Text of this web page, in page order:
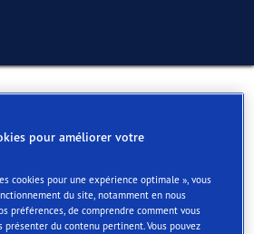
SA DM
en ligne et en magasin
pour améliorer votre
cookies pour une expérience optimale », vous
du site, notamment en nous
préférences, de comprendre comment vous
du contenu pertinent. Vous pouvez